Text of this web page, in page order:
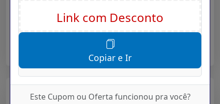
Cupom Desconto Hoje paraDepartamentosna loja
➤ Ver Oferta
Aliexpress
Copiar e Ir
Este Cupom ou Oferta funcionou pra você?